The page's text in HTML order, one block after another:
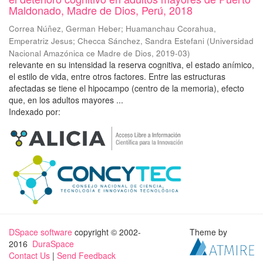
Maldonado, Madre de Dios, Perú, 2018
Correa Núñez, German Heber; Huamanchau Ccorahua,
Emperatriz Jesus; Checca Sánchez, Sandra Estefani (Universidad
Nacional Amazónica ce Madre de Dios, 2019-03)
relevante en su intensidad la reserva cognitiva, el estado anímico,
el estilo de vida, entre otros factores. Entre las estructuras
afectadas se tiene el hipocampo (centro de la memoria), efecto
que, en los adultos mayores ...
Indexado por:
DSpace software copyright © 2002-
2016 DuraSpace
Contact Us | Send Feedback
Theme by